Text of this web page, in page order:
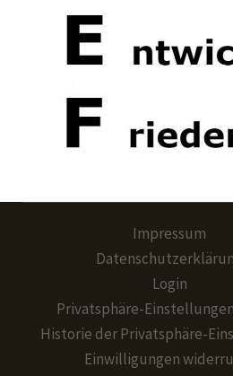
Impressum
Login
Privatsphäre-
Historie der Privatsphäre-
Einwilligungen